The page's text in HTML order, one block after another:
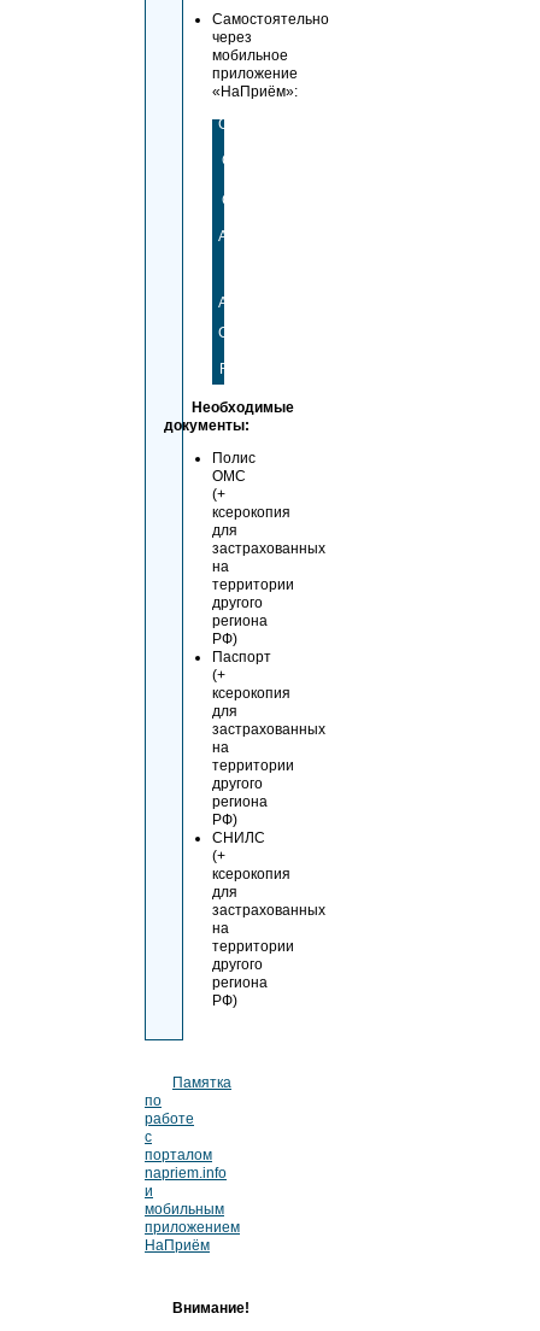
Самостоятельно
через
мобильное
приложение
«НаПриём»:
Скачать
Google
Скачать
AppStore
AppGallery
Скачать
RuStore
Необходимые
документы:
Полис
ОМС
(+
ксерокопия
для
застрахованных
на
территории
другого
региона
РФ)
Паспорт
(+
ксерокопия
для
застрахованных
на
территории
другого
региона
РФ)
СНИЛС
(+
ксерокопия
для
застрахованных
на
территории
другого
региона
РФ)
Памятка
по
работе
с
порталом
napriem.info
и
мобильным
приложением
НаПриём
Внимание!